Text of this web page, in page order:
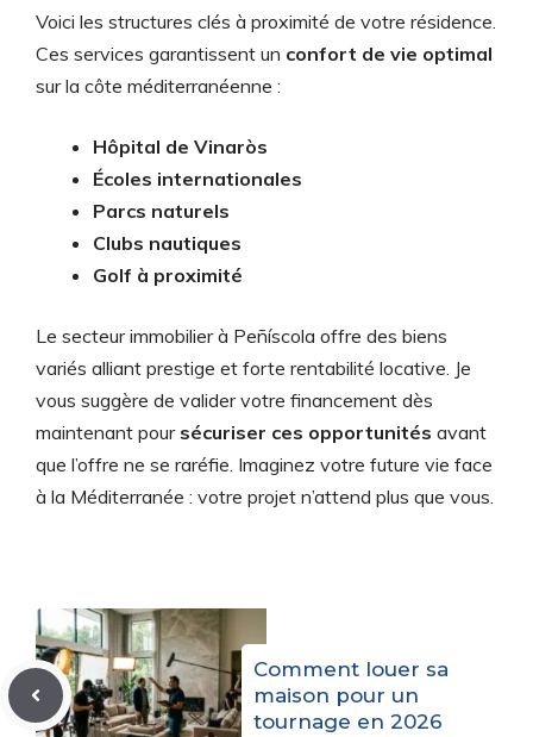
Voici les structures clés à proximité de votre résidence.
Ces services garantissent un confort de vie optimal
sur la côte méditerranéenne :
Hôpital de Vinaròs
Écoles internationales
Parcs naturels
Clubs nautiques
Golf à proximité
Le secteur immobilier à Peñíscola offre des biens
variés alliant prestige et forte rentabilité locative. Je
vous suggère de valider votre financement dès
maintenant pour sécuriser ces opportunités avant
que l’offre ne se raréfie. Imaginez votre future vie face
à la Méditerranée : votre projet n’attend plus que vous.
Comment louer sa
maison pour un
tournage en 2026